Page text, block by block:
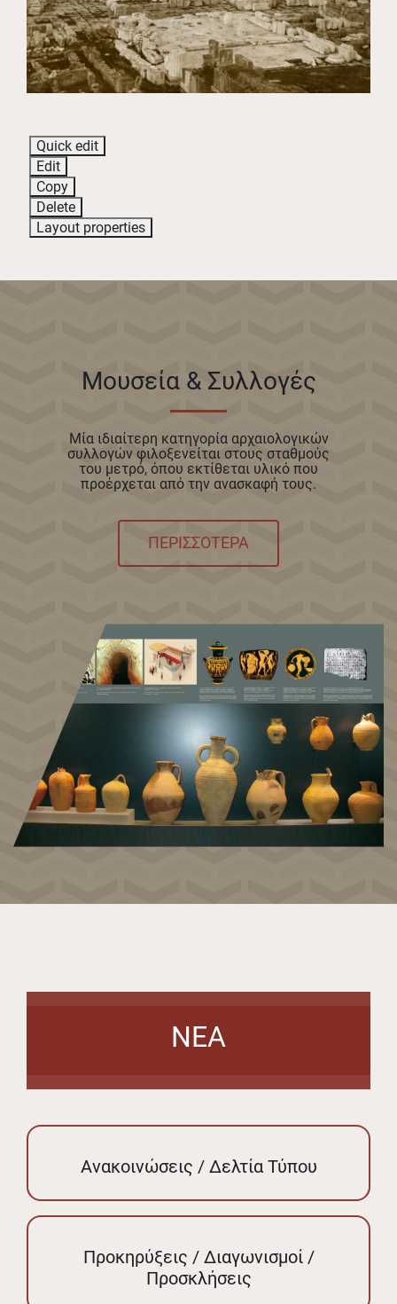
Quick edit
Edit
Copy
Delete
Layout properties
Μουσεία & Συλλογές
Μία ιδιαίτερη κατηγορία αρχαιολογικών
συλλογών φιλοξενείται στους σταθμούς
του μετρό, όπου εκτίθεται υλικό που
προέρχεται από την ανασκαφή τους.
ΠΕΡΙΣΣΟΤΕΡΑ
ΝΕΑ
Ανακοινώσεις / Δελτία Τύπου
Προκηρύξεις / Διαγωνισμοί /
Προσκλήσεις